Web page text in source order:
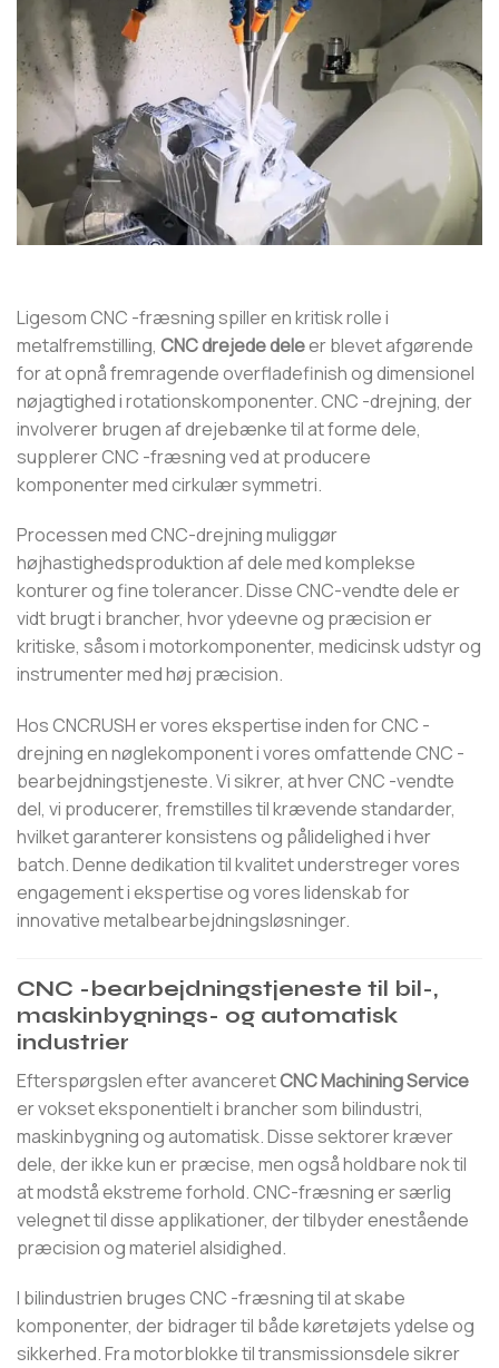
Ligesom CNC -fræsning spiller en kritisk rolle i
metalfremstilling, CNC drejede deleer blevet afgørende
for at opnå fremragende overfladefinish og dimensionel
nøjagtighed i rotationskomponenter. CNC -drejning, der
involverer brugen af ​​drejebænke til at forme dele,
supplerer CNC -fræsning ved at producere
komponenter med cirkulær symmetri.
Processen med CNC-drejning muliggør
højhastighedsproduktion af dele med komplekse
konturer og fine tolerancer. Disse CNC-vendte dele er
vidt brugt i brancher, hvor ydeevne og præcision er
kritiske, såsom i motorkomponenter, medicinsk udstyr og
instrumenter med høj præcision.
Hos CNCRUSH er vores ekspertise inden for CNC -
drejning en nøglekomponent i vores omfattende CNC -
bearbejdningstjeneste. Vi sikrer, at hver CNC -vendte
del, vi producerer, fremstilles til krævende standarder,
hvilket garanterer konsistens og pålidelighed i hver
batch. Denne dedikation til kvalitet understreger vores
engagement i ekspertise og vores lidenskab for
innovative metalbearbejdningsløsninger.
CNC -bearbejdningstjeneste til bil-,
maskinbygnings- og automatisk
industrier
Efterspørgslen efter avanceretCNC Machining Service
er vokset eksponentielt i brancher som bilindustri,
maskinbygning og automatisk. Disse sektorer kræver
dele, der ikke kun er præcise, men også holdbare nok til
at modstå ekstreme forhold. CNC-fræsning er særlig
velegnet til disse applikationer, der tilbyder enestående
præcision og materiel alsidighed.
I bilindustrien bruges CNC -fræsning til at skabe
komponenter, der bidrager til både køretøjets ydelse og
sikkerhed. Fra motorblokke til transmissionsdele sikrer